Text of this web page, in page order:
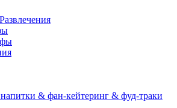
Развлечения
& фан-кейтеринг & фуд-траки